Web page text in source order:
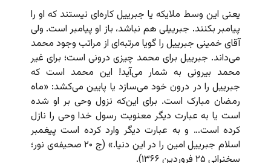
یعنی این وسط ملایکه یا جبرییل کاره‌ای نیستند که او را
پیامبر بکنند. جبرییلی هم نباشد، باز او پیامبر است. ولی
آقای خمینی جبرییل را گویا مرتبه‌ای از مراتب وجود محمد
می‌داند. جبرییل برای محمد چیزی درونی است؛ برای غیر
محمد بیرونی به شمار می‌آید! این محمد است که
جبرییل را در درون خود می‌سازد یا پایین می‌کشد: «ماه
رمضان مبارک است. برای این‌که نزول وحی بر او شده
است یا به عبارت دیگر معنویت رسول خدا وحی را نازل
کرده است… و به عبارت دیگر وارد کرده است پیغمبر
اسلام جبرییل امین را در این دنیا.» (ج ۲۰ صحیفه‌ی نور؛
سخنرانی ۲۵ فروردین ۱۳۶۶).